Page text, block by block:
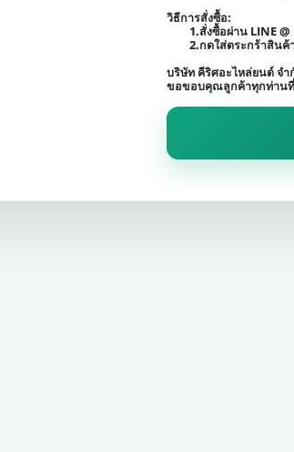
วิธีการสั่งซื้อ:
1.สั่งซื้อผ่าน LINE @
2.กดใส่ตระกร้าสินค้
บริษัท คีริศอะไหล่ยนต์ จำ
ขอขอบคุณลูกค้าทุกท่านที่